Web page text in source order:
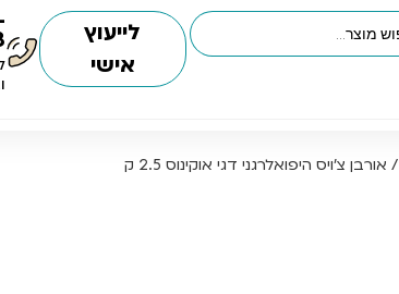
לייעוץ
אישי
/ אורבן צ’ויס היפואלרגני דגי אוקינוס 2.5 ק